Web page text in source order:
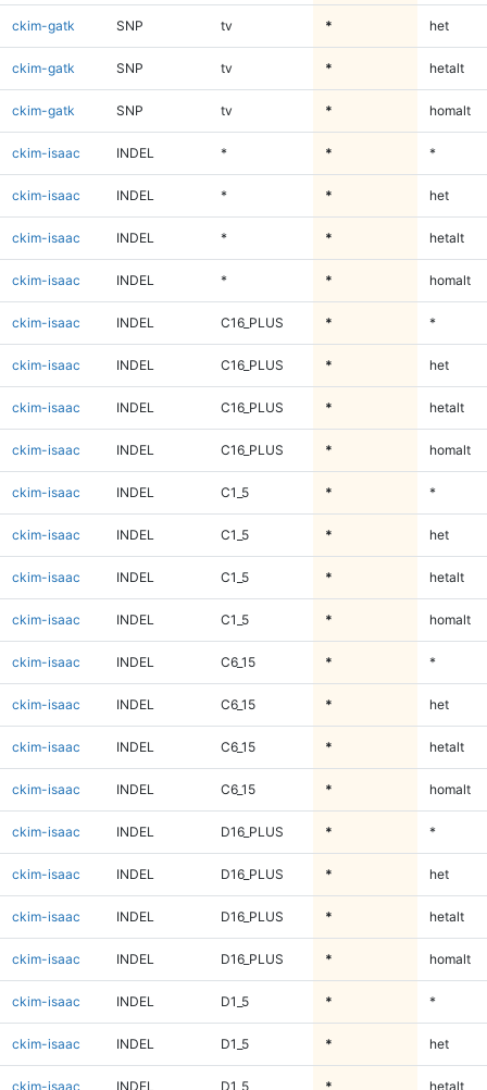
ckim-gatk SNP tv * het
ckim-gatk SNP tv * hetalt
ckim-gatk SNP tv * homalt
ckim-isaac INDEL * * *
ckim-isaac INDEL * * het
ckim-isaac INDEL * * hetalt
ckim-isaac INDEL * * homalt
ckim-isaac INDEL C16_PLUS * *
ckim-isaac INDEL C16_PLUS * het
ckim-isaac INDEL C16_PLUS * hetalt
ckim-isaac INDEL C16_PLUS * homalt
ckim-isaac INDEL C1_5 * *
ckim-isaac INDEL C1_5 * het
ckim-isaac INDEL C1_5 * hetalt
ckim-isaac INDEL C1_5 * homalt
ckim-isaac INDEL C6_15 * *
ckim-isaac INDEL C6_15 * het
ckim-isaac INDEL C6_15 * hetalt
ckim-isaac INDEL C6_15 * homalt
ckim-isaac INDEL D16_PLUS * *
ckim-isaac INDEL D16_PLUS * het
ckim-isaac INDEL D16_PLUS * hetalt
ckim-isaac INDEL D16_PLUS * homalt
ckim-isaac INDEL D1_5 * *
ckim-isaac INDEL D1_5 * het
ckim-isaac INDEL D1_5 * hetalt